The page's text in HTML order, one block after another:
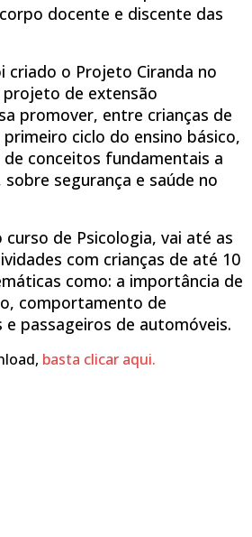
docente e discente das
criado o Projeto Ciranda no
de extensão
promover, entre crianças de
ciclo do ensino básico,
conceitos fundamentais a
segurança e saúde no
curso de Psicologia, vai até as
com crianças de até 10
como: a importância de
comportamento de
passageiros de automóveis.
basta clicar aqui.